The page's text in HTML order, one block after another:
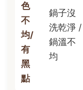
色
不
均/
有
黑
點
鍋子沒
洗乾淨 /
鍋溫不
均